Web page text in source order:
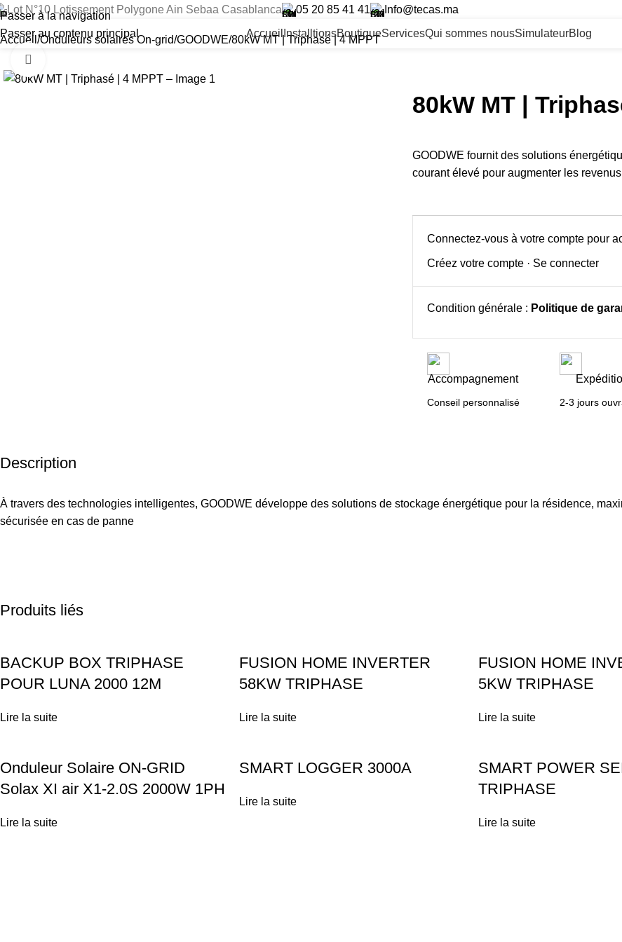
Passer à la navigation
Passer au contenu principal
Lot N°10 Lotissement Polygone Ain Sebaa Casablanca 05 20 85 41 41
Info@tecas.ma
AccueilInstalltionsBoutiqueServicesQui sommes nousSimulateurBlog
Accueil Onduleurs solaires On-grid GOODWE 80kW MT | Triphasé | 4 MPPT
80kW MT |
GOODWE fournit des solutions
courant élevé pour augmenter les
Connectez-vous à votre compte pour
Créez votre compte· Se connecter
Condition générale : Politique de
Accompagnement
Conseil personnalisé 2-3 jours
Description
À travers des technologies intelligentes, GOODWE développe des solutions de stockage énergétique pour la résidence,
sécurisée en cas de panne
Produits liés
BACKUP BOX TRIPHASE
POUR LUNA 2000 12M
Lire la suite
FUSION HOME INVERTER
58KW TRIPHASE
Lire la suite
FUSION HOME
5KW TRIPHASE
Lire la suite
Onduleur Solaire ON-GRID
Solax XI air X1-2.0S 2000W 1PH
Lire la suite
SMART LOGGER 3000A
Lire la suite
SMART POWER
TRIPHASE
Lire la suite